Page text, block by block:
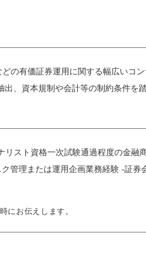
の有価証券運用に関する幅広いコ
、資本規制や会計等の制約条件を
スト資格一次試験通過程度の金
管理または運用企画業務経験 -証
にお伝えします。